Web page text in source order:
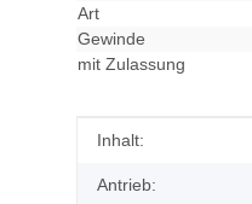
Art
Gewinde
mit Zulassung
Produkteigenschaft
Wert
Inhalt:
Antrieb: